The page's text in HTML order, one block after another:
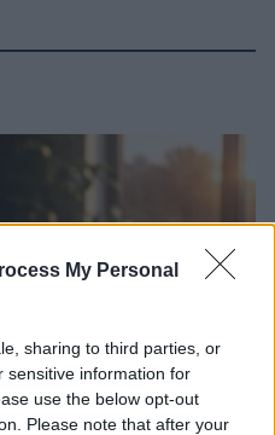
My Personal
sharing to third parties, or
sensitive information for
use the below opt-out
Please note that after your